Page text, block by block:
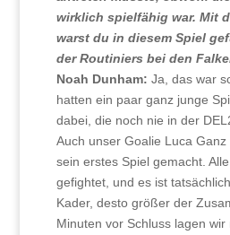
wirklich spielfähig war. Mit
warst du in diesem Spiel
der Routiniers bei den
Noah Dunham: Ja, das war
hatten ein paar ganz junge
dabei, die noch nie in der
Auch unser Goalie Luca
sein erstes Spiel gemacht.
gefightet, und es ist
Kader, desto größer der
Minuten vor Schluss lagen